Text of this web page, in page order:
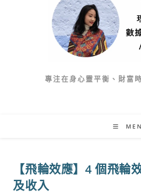
專注在身心靈平衡、財富
【飛輪效應】4 個飛輪
及收入